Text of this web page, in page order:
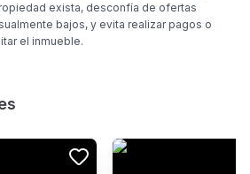
exista, desconfía de ofertas
bajos, y evita realizar pagos o
el inmueble.